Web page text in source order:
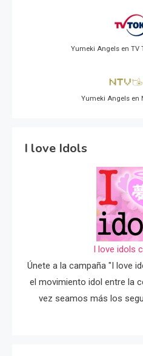
Yumeki Angels en TV
Yumeki Angels en
I love Idols
I love idols
Únete a la campaña "I love
el movimiento idol entre la
vez seamos más los